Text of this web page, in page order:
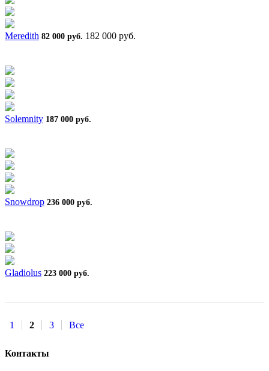
Meredith 82 000 руб. 182 000 руб.
Solemnity 187 000 руб.
Snowdrop 236 000 руб.
Gladiolus 223 000 руб.
1 2 3 Все
Контакты